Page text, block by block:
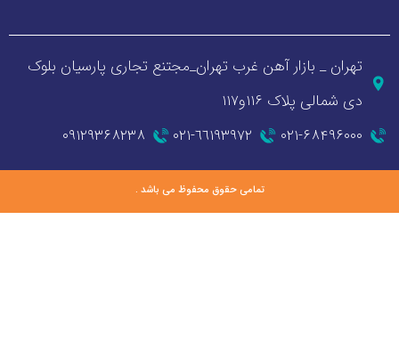
بازار آهن غرب تهران_مجتنع تجاری پارسیان بلوک
۱۱۶و۱۱۷
٦٦١٩٣٩٧٢-٠٢١ ۰۹۱۲۹۳۶۸۲۳۸
تمامی حقوق محفوظ می باشد .